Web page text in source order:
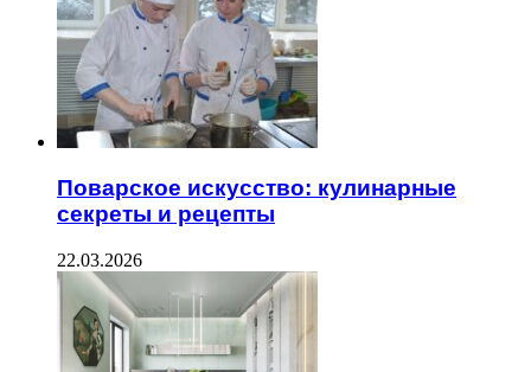
Поварское искусство: кулинарные
секреты и рецепты
22.03.2026